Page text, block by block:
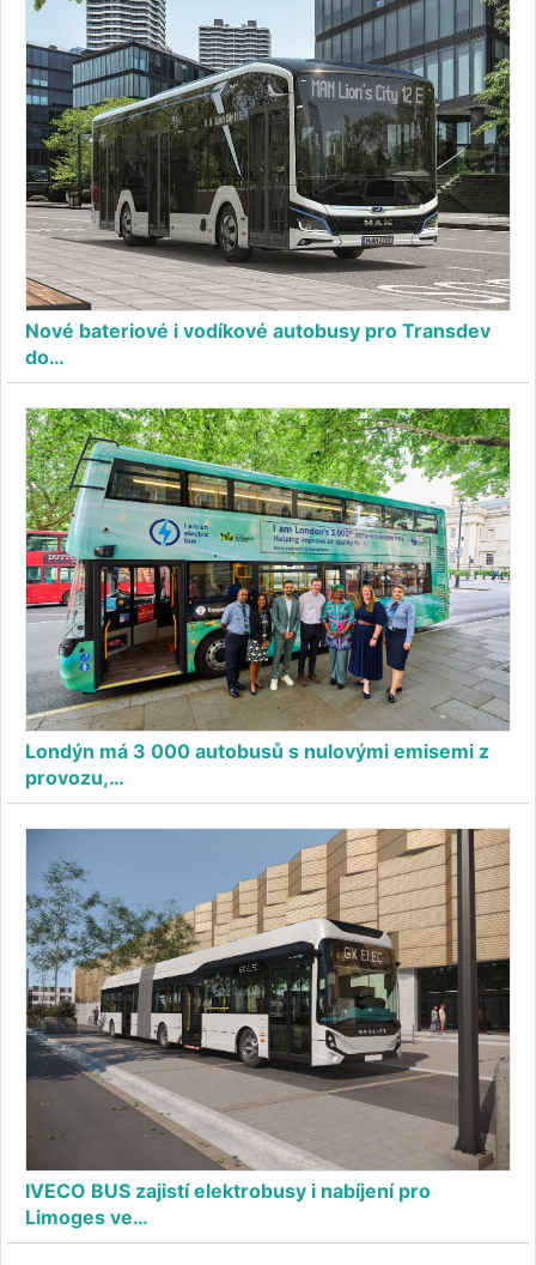
Nové bateriové i vodíkové autobusy pro Transdev
do…
Londýn má 3 000 autobusů s nulovými emisemi z
provozu,…
IVECO BUS zajistí elektrobusy i nabíjení pro
Limoges ve…